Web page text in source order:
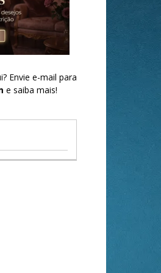
Envie e-mail para
e saiba mais!